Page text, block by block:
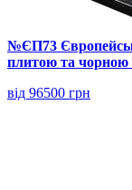
№ЄП73
плитою та чорною
від 96500 грн